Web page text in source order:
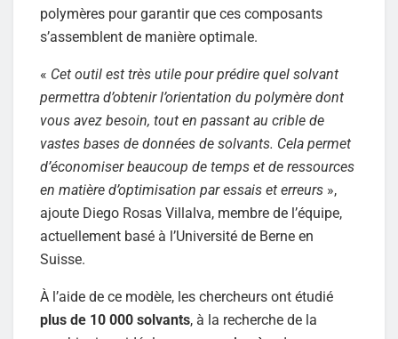
polymères pour garantir que ces composants
s’assemblent de manière optimale.
« Cet outil est très utile pour prédire quel solvant
permettra d’obtenir l’orientation du polymère dont
vous avez besoin, tout en passant au crible de
vastes bases de données de solvants. Cela permet
d’économiser beaucoup de temps et de ressources
en matière d’optimisation par essais et erreurs »,
ajoute Diego Rosas Villalva, membre de l’équipe,
actuellement basé à l’Université de Berne en
Suisse.
À l’aide de ce modèle, les chercheurs ont étudié
plus de 10 000 solvants, à la recherche de la